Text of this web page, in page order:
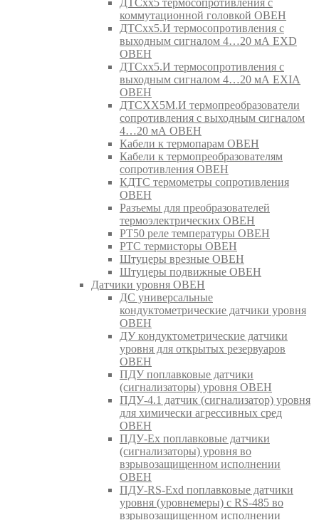
ДТСхх5 термосопротивления с
коммутационной головкой ОВЕН
ДТСхх5.И термосопротивления с
выходным сигналом 4…20 мА EXD
ОВЕН
ДТСхх5.И термосопротивления с
выходным сигналом 4…20 мА EXIA
ОВЕН
ДТСХХ5М.И термопреобразователи
сопротивления с выходным сигналом
4…20 мА ОВЕН
Кабели к термопарам ОВЕН
Кабели к термопреобразователям
сопротивления ОВЕН
КДТС термометры сопротивления
ОВЕН
Разъемы для преобразователей
термоэлектрических ОВЕН
РТ50 реле температуры ОВЕН
РТС термисторы ОВЕН
Штуцеры врезные ОВЕН
Штуцеры подвижные ОВЕН
Датчики уровня ОВЕН
ДС универсальные
кондуктометрические датчики уровня
ОВЕН
ДУ кондуктометрические датчики
уровня для открытых резервуаров
ОВЕН
ПДУ поплавковые датчики
(сигнализаторы) уровня ОВЕН
ПДУ-4.1 датчик (сигнализатор) уровня
для химически агрессивных сред
ОВЕН
ПДУ-Ex поплавковые датчики
(сигнализаторы) уровня во
взрывозащищенном исполнении
ОВЕН
ПДУ-RS-Exd поплавковые датчики
уровня (уровнемеры) с RS-485 во
взрывозащищенном исполнении